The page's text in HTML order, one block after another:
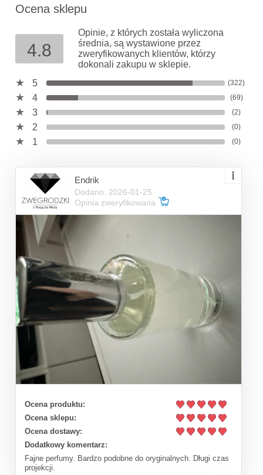
Ocena sklepu
4.8
Opinie, z których została wyliczona
średnia, są wystawione przez
zweryfikowanych klientów, którzy
dokonali zakupu w sklepie.
5
(322)
4 (69)
3 (2)
2 (0)
1 (0)
Endrik
Dodano: 2026-01-25
Opinia zweryfikowana
Ocena produktu:
Ocena sklepu:
Ocena dostawy:
Dodatkowy komentarz:
Fajne perfumy. Bardzo podobne do oryginalnych. Długi czas
projekcji.